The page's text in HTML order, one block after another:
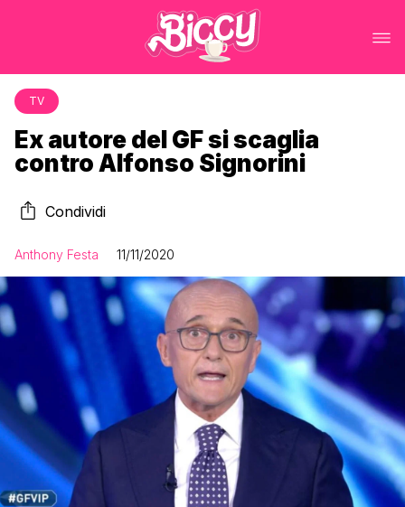
TV
Ex autore del GF si scaglia
contro Alfonso Signorini
Condividi
Anthony Festa 11/11/2020